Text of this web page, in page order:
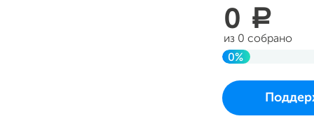
0 a
из 0 собрано
0%
Проект начался и
в воскресенье 27